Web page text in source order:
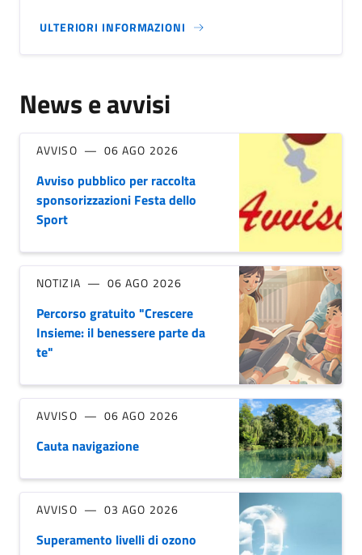
ULTERIORI INFORMAZIONI
News e avvisi
AVVISO 06 AGO 2026
Avviso pubblico per raccolta
sponsorizzazioni Festa dello
Sport
NOTIZIA 06 AGO 2026
Percorso gratuito "Crescere
Insieme: il benessere parte da
te"
AVVISO 06 AGO 2026
Cauta navigazione
AVVISO 03 AGO 2026
Superamento livelli di ozono